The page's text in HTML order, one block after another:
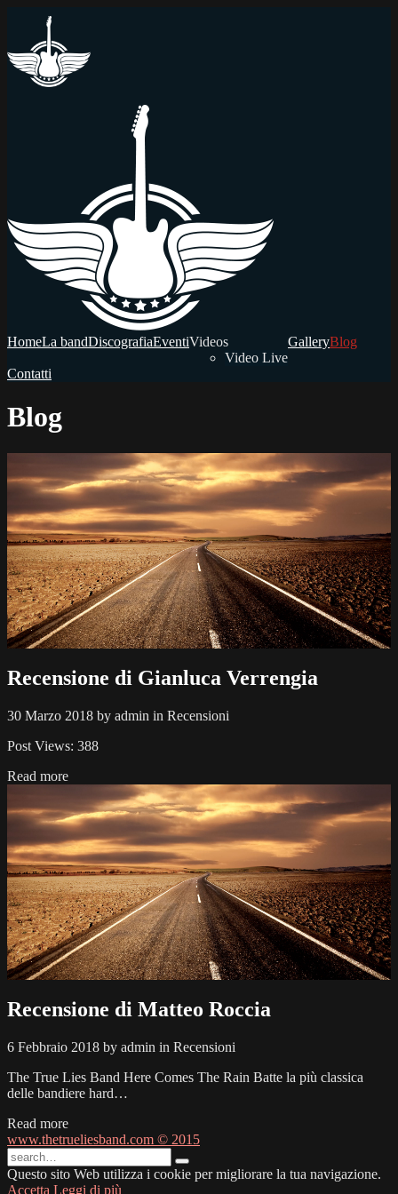
HomeLa bandDiscografiaEventiVideos
Video Live
GalleryBlog
Contatti
Blog
Recensione di Gianluca Verrengia
30 Marzo 2018 by admin in Recensioni
Post Views: 388
Read more
Recensione di Matteo Roccia
6 Febbraio 2018 by admin in Recensioni
The True Lies Band Here Comes The Rain Batte la più classica
delle bandiere hard…
Read more
www.thetrueliesband.com © 2015
Questo sito Web utilizza i cookie per migliorare la tua navigazione.
Accetta Leggi di più